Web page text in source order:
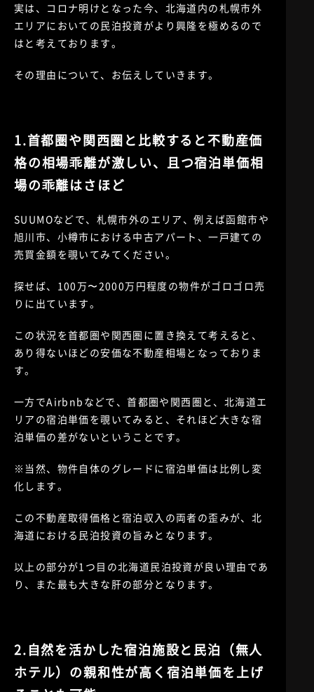
実は、コロナ明けとなった今、北海道内の札幌市外
エリアにおいての民泊投資がより興隆を極めるので
はと考えております。
その理由について、お伝えしていきます。
1.首都圏や関西圏と比較すると不動産価
格の相場乖離が激しい、且つ宿泊単価相
場の乖離はさほど
SUUMOなどで、札幌市外のエリア、例えば函館市や
旭川市、小樽市における中古アパート、一戸建ての
売買金額を覗いてみてください。
探せば、100万〜2000万円程度の物件がゴロゴロ売
りに出ています。
この状況を首都圏や関西圏に置き換えて考えると、
あり得ないほどの安価な不動産相場となっておりま
す。
一方でAirbnbなどで、首都圏や関西圏と、北海道エ
リアの宿泊単価を覗いてみると、それほど大きな宿
泊単価の差がないということです。
※当然、物件自体のグレードに宿泊単価は比例し変
化します。
この不動産取得価格と宿泊収入の両者の歪みが、北
海道における民泊投資の旨みとなります。
以上の部分が1つ目の北海道民泊投資が良い理由であ
り、また最も大きな肝の部分となります。
2.自然を活かした宿泊施設と民泊（無人
ホテル）の親和性が高く宿泊単価を上げ